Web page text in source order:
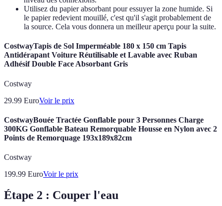
Utilisez du papier absorbant pour essuyer la zone humide. Si
le papier redevient mouillé, c'est qu'il s'agit probablement de
la source. Cela vous donnera un meilleur aperçu pour la suite.
CostwayTapis de Sol Imperméable 180 x 150 cm Tapis
Antidérapant Voiture Réutilisable et Lavable avec Ruban
Adhésif Double Face Absorbant Gris
Costway
29.99 EuroVoir le prix
CostwayBouée Tractée Gonflable pour 3 Personnes Charge
300KG Gonflable Bateau Remorquable Housse en Nylon avec 2
Points de Remorquage 193x189x82cm
Costway
199.99 EuroVoir le prix
Étape 2 : Couper l'eau